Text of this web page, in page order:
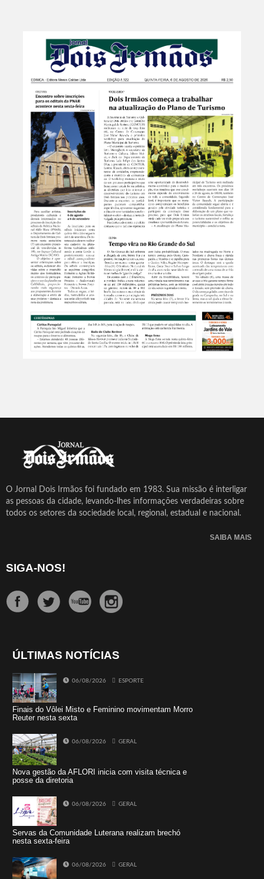
O Jornal Dois Irmãos foi fundado em 1983. Sua missão é interligar
as pessoas da cidade, levando-lhes informações verdadeiras sobre
todos os setores da sociedade local, regional, estadual e nacional.
SAIBA MAIS
SIGA-NOS!
ÚLTIMAS NOTÍCIAS
06/08/2026 ESPORTE
Finais do Vôlei Misto e Feminino movimentam Morro
Reuter nesta sexta
06/08/2026 GERAL
Nova gestão da AFLORI inicia com visita técnica e
posse da diretoria
06/08/2026 GERAL
Servas da Comunidade Luterana realizam brechó
nesta sexta-feira
06/08/2026 GERAL